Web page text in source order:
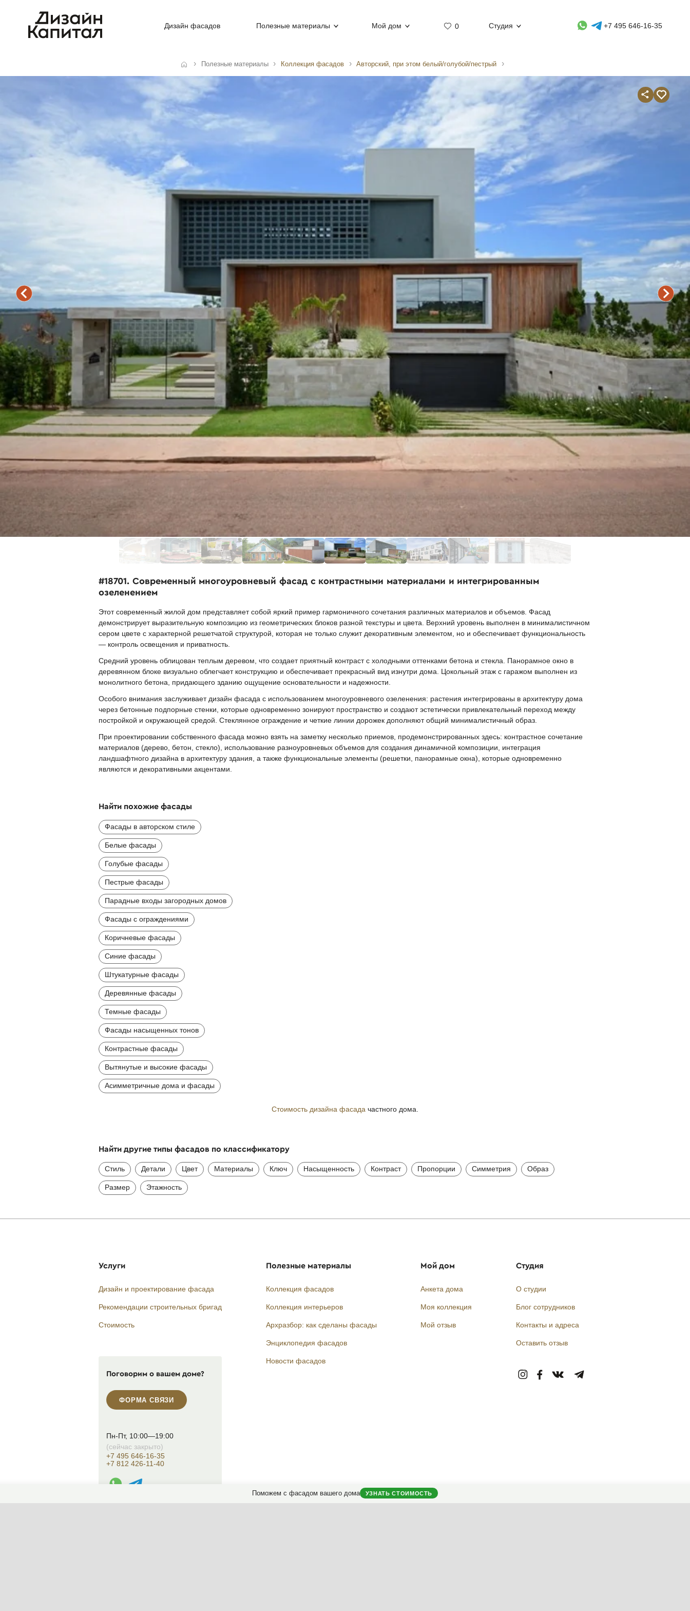
Дизайн фасадов Полезные материалы Мой дом 0 Студия Whatsapp контакт
Telegram контакт
+7 495 646-16-35
Полезные материалы Коллекция фасадов Авторский, при этом белый/голубой/пестрый
#18701. Современный многоуровневый фасад с контрастными материалами и интегрированным
озеленением
Этот современный жилой дом представляет собой яркий пример гармоничного сочетания различных материалов и объемов. Фасад
демонстрирует выразительную композицию из геометрических блоков разной текстуры и цвета. Верхний уровень выполнен в минималистичном
сером цвете с характерной решетчатой структурой, которая не только служит декоративным элементом, но и обеспечивает функциональность
— контроль освещения и приватность.
Средний уровень облицован теплым деревом, что создает приятный контраст с холодными оттенками бетона и стекла. Панорамное окно в
деревянном блоке визуально облегчает конструкцию и обеспечивает прекрасный вид изнутри дома. Цокольный этаж с гаражом выполнен из
монолитного бетона, придающего зданию ощущение основательности и надежности.
Особого внимания заслуживает дизайн фасада с использованием многоуровневого озеленения: растения интегрированы в архитектуру дома
через бетонные подпорные стенки, которые одновременно зонируют пространство и создают эстетически привлекательный переход между
постройкой и окружающей средой. Стеклянное ограждение и четкие линии дорожек дополняют общий минималистичный образ.
При проектировании собственного фасада можно взять на заметку несколько приемов, продемонстрированных здесь: контрастное сочетание
материалов (дерево, бетон, стекло), использование разноуровневых объемов для создания динамичной композиции, интеграция
ландшафтного дизайна в архитектуру здания, а также функциональные элементы (решетки, панорамные окна), которые одновременно
являются и декоративными акцентами.
Найти похожие фасады
Фасады в авторском стиле
Белые фасады
Голубые фасады
Пестрые фасады
Парадные входы загородных домов
Фасады с ограждениями
Коричневые фасады
Синие фасады
Штукатурные фасады
Деревянные фасады
Темные фасады
Фасады насыщенных тонов
Контрастные фасады
Вытянутые и высокие фасады
Асимметричные дома и фасады
Стоимость дизайна фасада частного дома.
Найти другие типы фасадов по классификатору
Стиль Детали Цвет Материалы Ключ Насыщенность Контраст Пропорции Симметрия Образ
Размер Этажность
Поможем с фасадом вашего дома УЗНАТЬ СТОИМОСТЬ
Услуги
Дизайн и проектирование фасада
Рекомендации строительных бригад
Стоимость
Поговорим о вашем доме?
ФОРМА СВЯЗИ
Пн-Пт, 10:00—19:00
(сейчас закрыто)
+7 495 646-16-35
+7 812 426-11-40
WhatsApp контакт
Telegram контакт
Полезные материалы
Коллекция фасадов
Коллекция интерьеров
Архразбор: как сделаны фасады
Энциклопедия фасадов
Новости фасадов
Мой дом
Анкета дома
Моя коллекция
Мой отзыв
Студия
О студии
Блог сотрудников
Контакты и адреса
Оставить отзыв